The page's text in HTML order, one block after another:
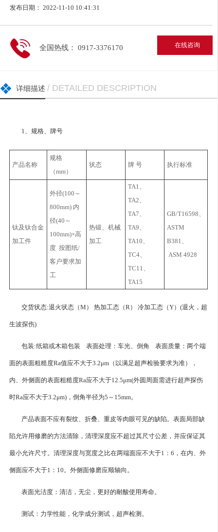
发布日期： 2022-11-10 10:41:31
在线咨询
全国热线： 0917-3376170
详细描述 / DETAILED DESCRIPTION
1、规格、牌号
产品名称
规格
（mm）
状态 牌 号 执行标准
钛及钛合金
加工件
外径(100～
800mm) 内
径(40～
100mm)×高
度 按图纸/
客户要求加
工
热锻、机械
加工
TA1、
TA2、
TA7、
TA9、
TA10、
TC4、
TC11、
TA15
GB/T16598、
ASTM
B381、
ASM 4928
交货状态:退火状态（M） 热加工态（R） 冷加工态（Y）(退火，超
生波探伤)
包装:纸箱或木箱包装 表面处理：车光、倒角 表面质量：两个端
面的表面粗糙度Ra值应不大于3.2μm（以满足超声检验要求为准），
内、外侧面的表面粗糙度Ra应不大于12.5μm(外圆周面需进行超声探伤
时Ra应不大于3.2μm)，倒角半径为5～15mm。
产品表面不应有裂纹、折叠、重皮等肉眼可见的缺陷。表面局部缺
陷允许用修磨的方法清除，清理深度应不超过其尺寸公差，并应保证其
最小允许尺寸。清理深度与宽度之比在两端面应不大于1：6，在内、外
侧面应不大于1：10。外侧面修磨应顺轴向。
表面光洁度：清洁，无尘，更好的耐酸使用寿命。
测试：力学性能，化学成分测试，超声检测。